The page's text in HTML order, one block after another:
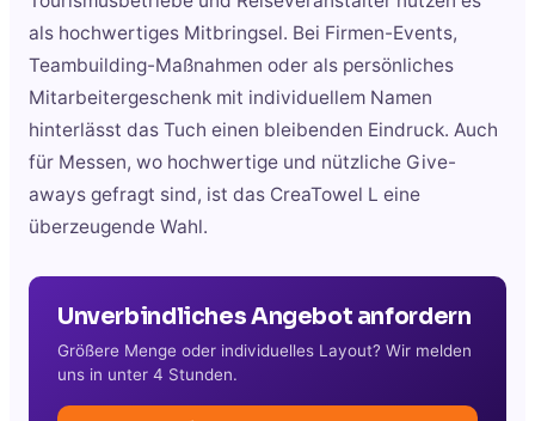
als hochwertiges Mitbringsel. Bei Firmen-Events,
Teambuilding-Maßnahmen oder als persönliches
Mitarbeitergeschenk mit individuellem Namen
hinterlässt das Tuch einen bleibenden Eindruck. Auch
für Messen, wo hochwertige und nützliche Give-
aways gefragt sind, ist das CreaTowel L eine
überzeugende Wahl.
Unverbindliches Angebot anfordern
Größere Menge oder individuelles Layout? Wir melden
uns in unter 4 Stunden.